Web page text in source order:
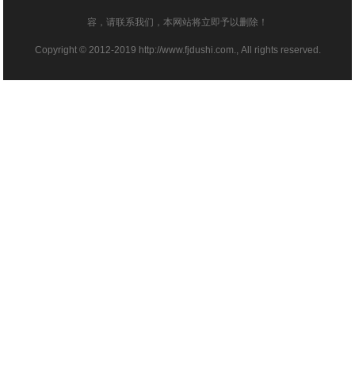
容，请联系我们，本网站将立即予以删除！
Copyright © 2012-2019 http://www.fjdushi.com., All rights reserved.